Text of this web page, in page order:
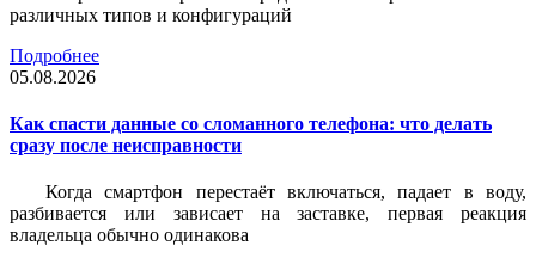
различных типов и конфигураций
Подробнее
05.08.2026
Как спасти данные со сломанного телефона: что делать
сразу после неисправности
Когда смартфон перестаёт включаться, падает в воду,
разбивается или зависает на заставке, первая реакция
владельца обычно одинакова